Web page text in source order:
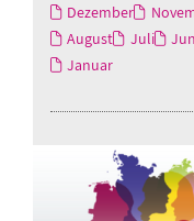
Dezember
August
Juli
Januar